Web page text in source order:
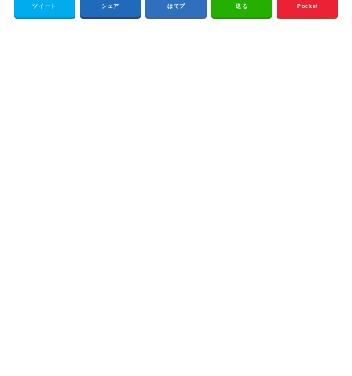
ツイート シェア はてブ 送る Pocket